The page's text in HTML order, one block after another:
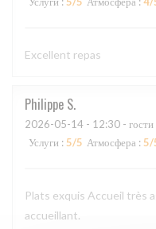
Excellent repas
Philippe S
2026-05-14 - 12:30 - гости
Услуги : 5/5 Атмосфера : 5/
Plats exquis Accueil très
accueillant.